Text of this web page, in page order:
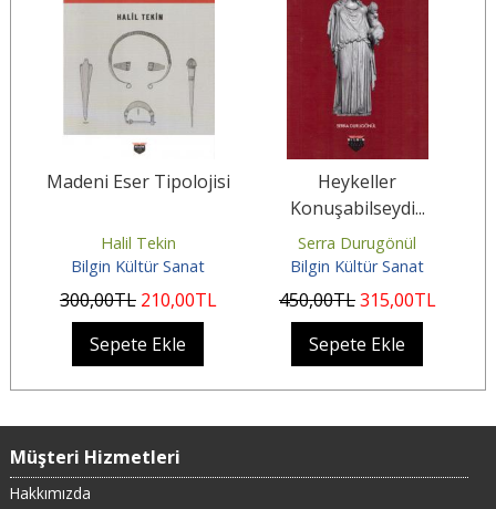
Madeni Eser Tipolojisi
Halil Tekin
Bilgin Kültür Sanat
300,00TL 210,00TL
Sepete Ekle
Heykeller
Konuşabilseydi...
Serra Durugönül
Bilgin Kültür Sanat
450,00TL315,00TL
Sepete Ekle
Müşteri Hizmetleri
Hakkımızda